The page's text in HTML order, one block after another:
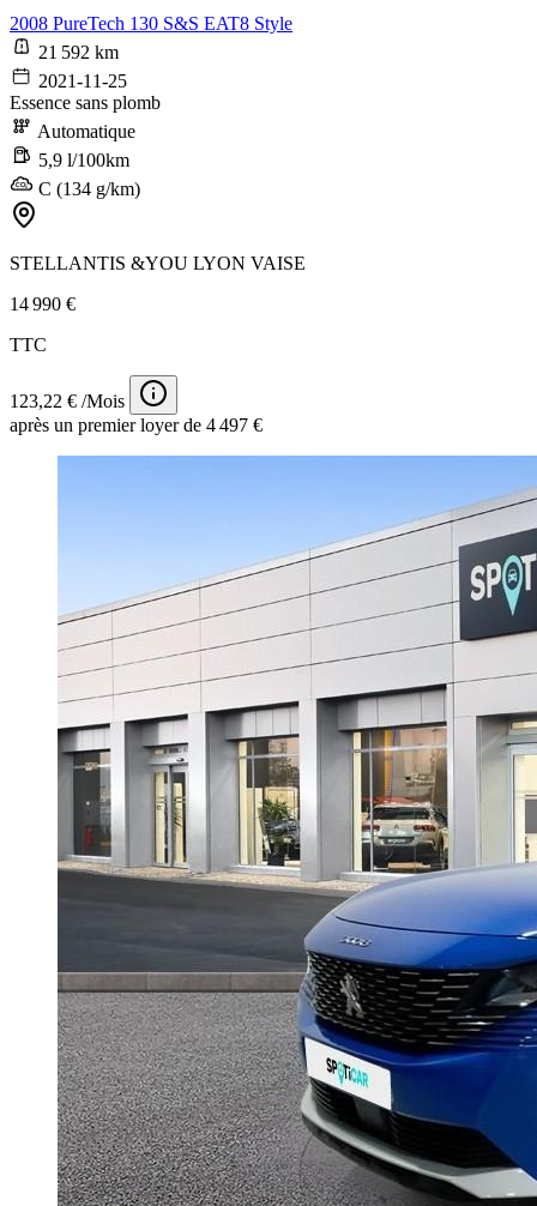
2008 PureTech 130 S&S EAT8 Style
21 592 km
2021-11-25
Essence sans plomb
Automatique
5,9 l/100km
C (134 g/km)
STELLANTIS &YOU LYON VAISE
14 990 €
TTC
123,22 € /Mois
après un premier loyer de 4 497 €